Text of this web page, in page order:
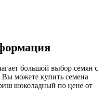
большой выбор семян с
Вы можете купить семена
шоколадный по цене от